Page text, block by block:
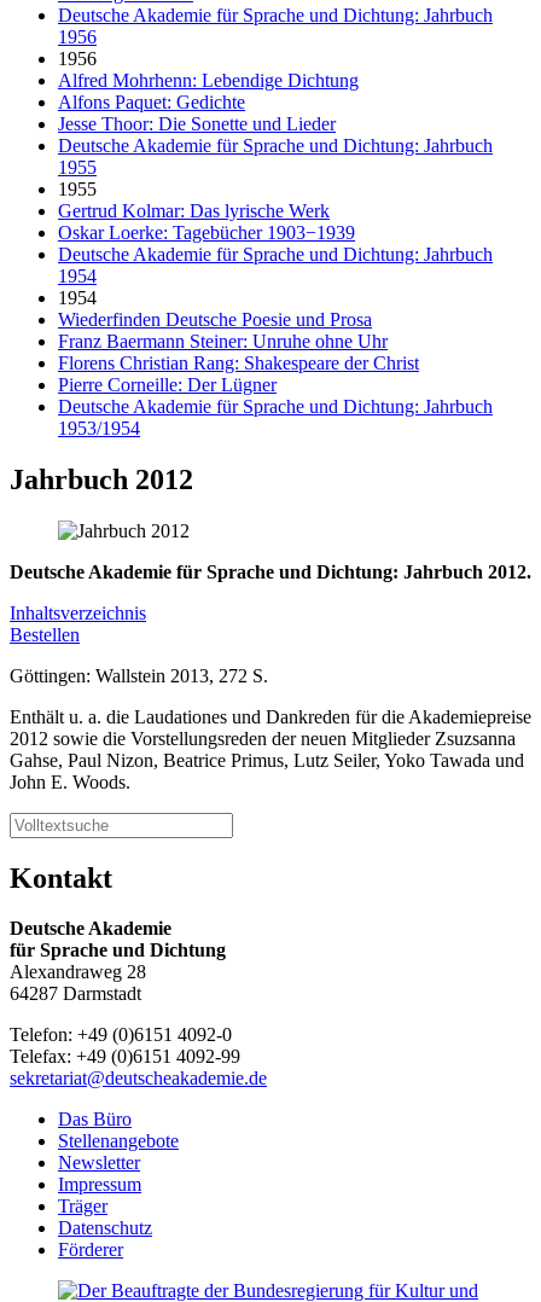
Deutsche Akademie für Sprache und Dichtung: Jahrbuch
1956
1956
Alfred Mohrhenn: Lebendige Dichtung
Alfons Paquet: Gedichte
Jesse Thoor: Die Sonette und Lieder
Deutsche Akademie für Sprache und Dichtung: Jahrbuch
1955
1955
Gertrud Kolmar: Das lyrische Werk
Oskar Loerke: Tagebücher 1903−1939
Deutsche Akademie für Sprache und Dichtung: Jahrbuch
1954
1954
Wiederfinden Deutsche Poesie und Prosa
Franz Baermann Steiner: Unruhe ohne Uhr
Florens Christian Rang: Shakespeare der Christ
Pierre Corneille: Der Lügner
Deutsche Akademie für Sprache und Dichtung: Jahrbuch
1953/1954
Jahrbuch 2012
Deutsche Akademie für Sprache und Dichtung: Jahrbuch 2012.
Inhaltsverzeichnis
Bestellen
Göttingen: Wallstein 2013, 272 S.
Enthält u. a. die Laudationes und Dankreden für die Akademiepreise
2012 sowie die Vorstellungsreden der neuen Mitglieder Zsuzsanna
Gahse, Paul Nizon, Beatrice Primus, Lutz Seiler, Yoko Tawada und
John E. Woods.
Kontakt
Deutsche Akademie
für Sprache und Dichtung
Alexandraweg 28
64287 Darmstadt
Telefon: +49 (0)6151 4092-0
Telefax: +49 (0)6151 4092-99
sekretariat@deutscheakademie.de
Das Büro
Stellenangebote
Newsletter
Impressum
Träger
Datenschutz
Förderer